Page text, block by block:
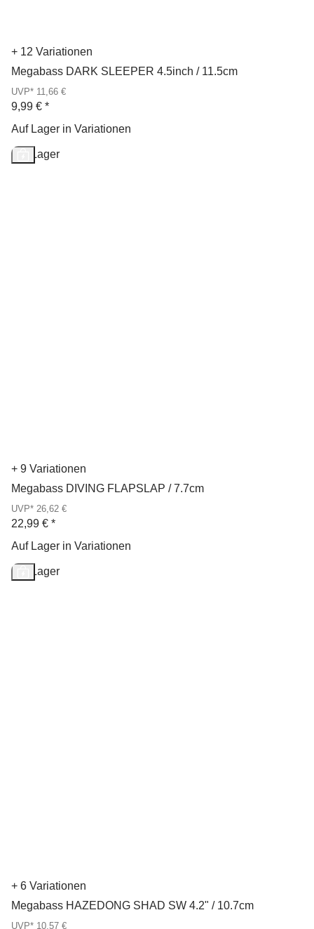
+ 12 Variationen
Megabass DARK SLEEPER 4.5inch / 11.5cm
UVP* 11,66 €
9,99 € *
Auf Lager in Variationen
Auf Lager
+ 9 Variationen
Megabass DIVING FLAPSLAP / 7.7cm
UVP* 26,62 €
22,99 € *
Auf Lager in Variationen
Auf Lager
+ 6 Variationen
Megabass HAZEDONG SHAD SW 4.2" / 10.7cm
UVP* 10,57 €